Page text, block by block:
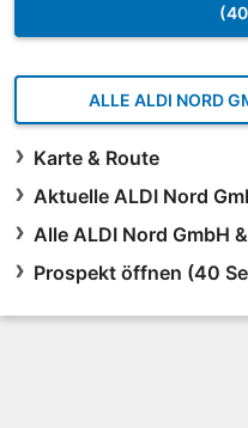
ALLE ALDI NORD
Karte & Route
Aktuelle ALDI Nord
Alle ALDI Nord GmbH
Prospekt öffnen (40